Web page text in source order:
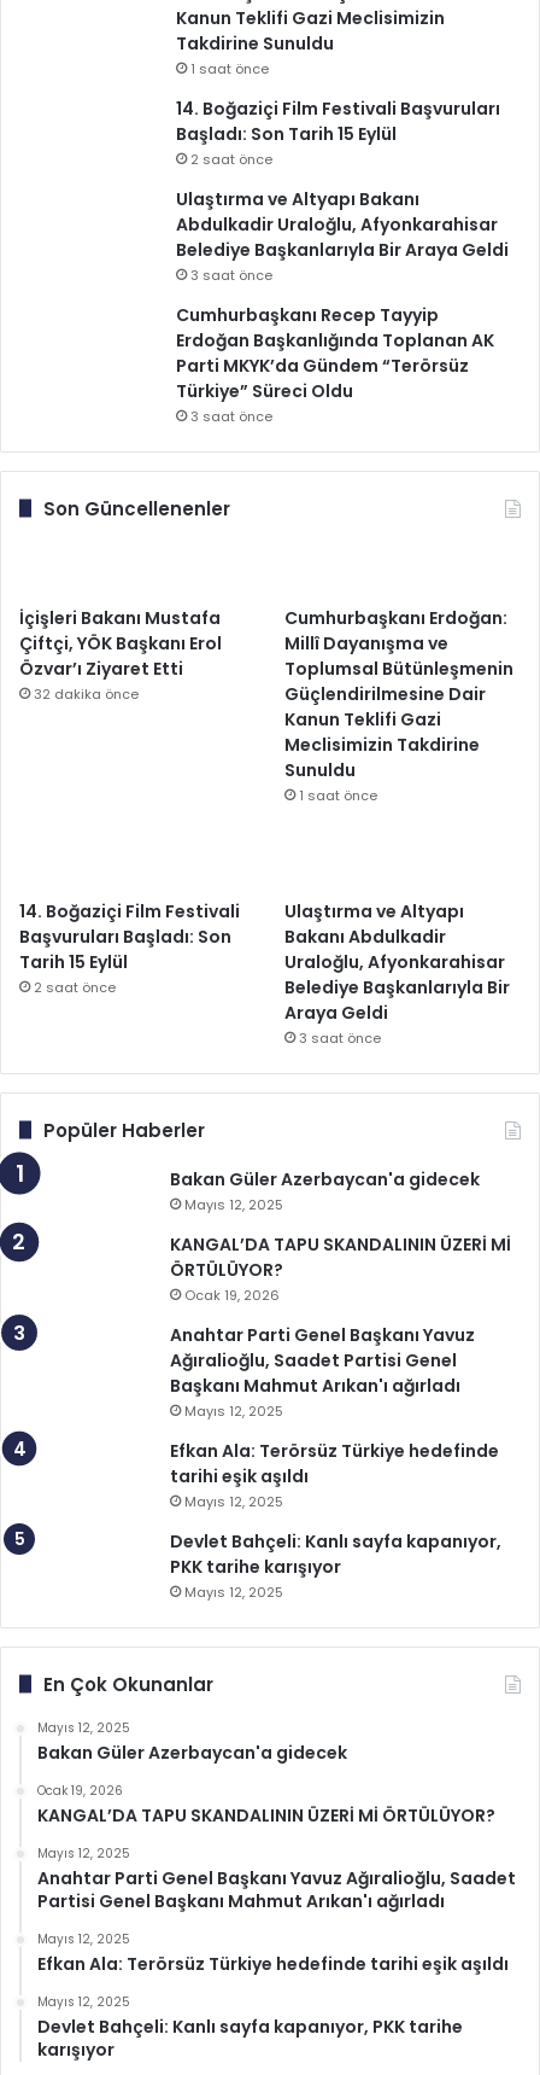
Kanun Teklifi Gazi Meclisimizin
Takdirine Sunuldu
1 saat önce
14. Boğaziçi Film Festivali Başvuruları
Başladı: Son Tarih 15 Eylül
2 saat önce
Ulaştırma ve Altyapı Bakanı
Abdulkadir Uraloğlu, Afyonkarahisar
Belediye Başkanlarıyla Bir Araya Geldi
3 saat önce
Cumhurbaşkanı Recep Tayyip
Erdoğan Başkanlığında Toplanan AK
Parti MKYK’da Gündem “Terörsüz
Türkiye” Süreci Oldu
3 saat önce
Son Güncellenenler
İçişleri Bakanı Mustafa
Çiftçi, YÖK Başkanı Erol
Özvar’ı Ziyaret Etti
32 dakika önce
Cumhurbaşkanı Erdoğan:
Millî Dayanışma ve
Toplumsal Bütünleşmenin
Güçlendirilmesine Dair
Kanun Teklifi Gazi
Meclisimizin Takdirine
Sunuldu
1 saat önce
14. Boğaziçi Film Festivali
Başvuruları Başladı: Son
Tarih 15 Eylül
2 saat önce
Ulaştırma ve Altyapı
Bakanı Abdulkadir
Uraloğlu, Afyonkarahisar
Belediye Başkanlarıyla Bir
Araya Geldi
3 saat önce
Popüler Haberler
Bakan Güler Azerbaycan'a gidecek
Mayıs 12, 2025
KANGAL’DA TAPU SKANDALININ ÜZERİ Mİ
ÖRTÜLÜYOR?
Ocak 19, 2026
Anahtar Parti Genel Başkanı Yavuz
Ağıralioğlu, Saadet Partisi Genel
Başkanı Mahmut Arıkan'ı ağırladı
Mayıs 12, 2025
Efkan Ala: Terörsüz Türkiye hedefinde
tarihi eşik aşıldı
Mayıs 12, 2025
Devlet Bahçeli: Kanlı sayfa kapanıyor,
PKK tarihe karışıyor
Mayıs 12, 2025
En Çok Okunanlar
Mayıs 12, 2025
Bakan Güler Azerbaycan'a gidecek
Ocak 19, 2026
KANGAL’DA TAPU SKANDALININ ÜZERİ Mİ ÖRTÜLÜYOR?
Mayıs 12, 2025
Anahtar Parti Genel Başkanı Yavuz Ağıralioğlu, Saadet
Partisi Genel Başkanı Mahmut Arıkan'ı ağırladı
Mayıs 12, 2025
Efkan Ala: Terörsüz Türkiye hedefinde tarihi eşik aşıldı
Mayıs 12, 2025
Devlet Bahçeli: Kanlı sayfa kapanıyor, PKK tarihe
karışıyor